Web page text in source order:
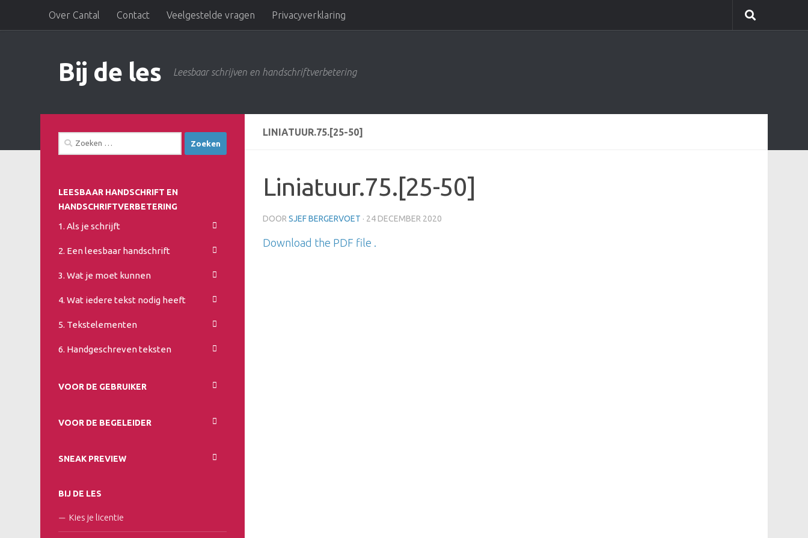
Doorgaan naar inhoud
Over Cantal Contact Veelgestelde vragen Privacyverklaring
Bij de les Leesbaar schrijven en handschriftverbetering
LINIATUUR.75.[25-50]
Liniatuur.75.[25-50]
DOOR SJEF BERGERVOET · 24 DECEMBER 2020
Download the PDF file .
Zoeken
naar:
LEESBAAR HANDSCHRIFT EN
HANDSCHRIFTVERBETERING
1. Als je schrijft
2. Een leesbaar handschrift
3. Wat je moet kunnen
4. Wat iedere tekst nodig heeft
5. Tekstelementen
6. Handgeschreven teksten
VOOR DE GEBRUIKER
VOOR DE BEGELEIDER
SNEAK PREVIEW
BIJ DE LES
Kies je licentie